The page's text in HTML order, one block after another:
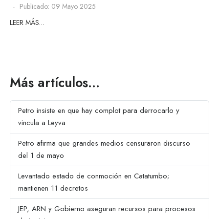
Publicado: 09 Mayo 2025
LEER MÁS…
Más artículos…
Petro insiste en que hay complot para derrocarlo y
vincula a Leyva
Petro afirma que grandes medios censuraron discurso
del 1 de mayo
Levantado estado de conmoción en Catatumbo;
mantienen 11 decretos
JEP, ARN y Gobierno aseguran recursos para procesos